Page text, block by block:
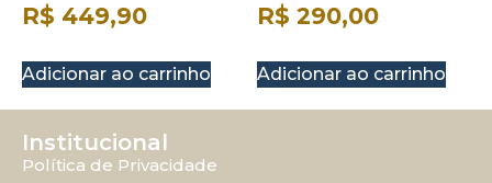
R$ 449,90
Adicionar ao carrinho
R$ 290,00
Adicionar ao carrinho
Institucional
Política de Privacidade